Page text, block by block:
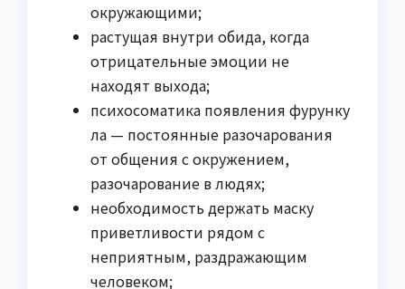
окружающими;
растущая внутри обида, когда
отрицательные эмоции не
находят выхода;
психосоматика появления фурунку
ла — постоянные разочарования
от общения с окружением,
разочарование в людях;
необходимость держать маску
приветливости рядом с
неприятным, раздражающим
человеком;